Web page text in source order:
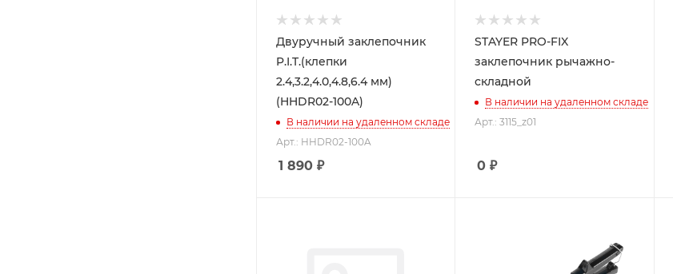
Двуручный заклепочник
P.I.T.(клепки
2.4,3.2,4.0,4.8,6.4 мм)
(HHDR02-100A)
В наличии на удаленном складе
Арт.: HHDR02-100A
1 890 ₽
STAYER PRO-FIX
заклепочник рычажно-
складной
В наличии на удаленном складе
Арт.: 3115_z01
0 ₽